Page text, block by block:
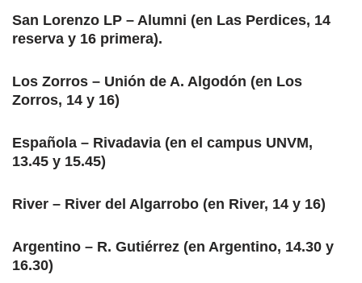
San Lorenzo LP – Alumni (en Las Perdices, 14
reserva y 16 primera).
Los Zorros – Unión de A. Algodón (en Los
Zorros, 14 y 16)
Española – Rivadavia (en el campus UNVM,
13.45 y 15.45)
River – River del Algarrobo (en River, 14 y 16)
Argentino – R. Gutiérrez (en Argentino, 14.30 y
16.30)